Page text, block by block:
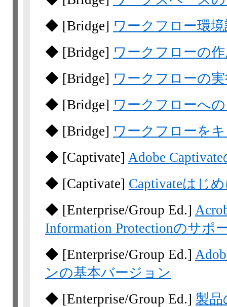
◆ [Bridge] ワークフロー環
◆ [Bridge] ワークフローの
◆ [Bridge] ワークフローの
◆ [Bridge] ワークフローへ
◆ [Bridge] ワークフローを
◆ [Captivate] Adobe
◆ [Captivate] Captivateはじ
◆ [Enterprise/Group Ed.]
Information Protectionのサポ
◆ [Enterprise/Group Ed.]
ンの基本バージョン
◆ [Enterprise/Group Ed.] 製品